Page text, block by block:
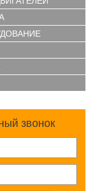
звонок